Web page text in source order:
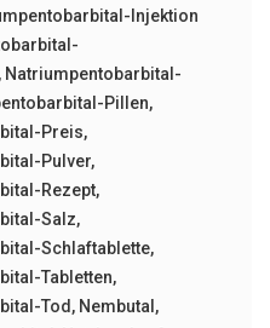
Injektion
, Natriumpentobarbital-
Pillen,
Preis,
Pulver,
Rezept,
Salz,
Schlaftablette,
Tabletten,
Tod , Nembutal ,